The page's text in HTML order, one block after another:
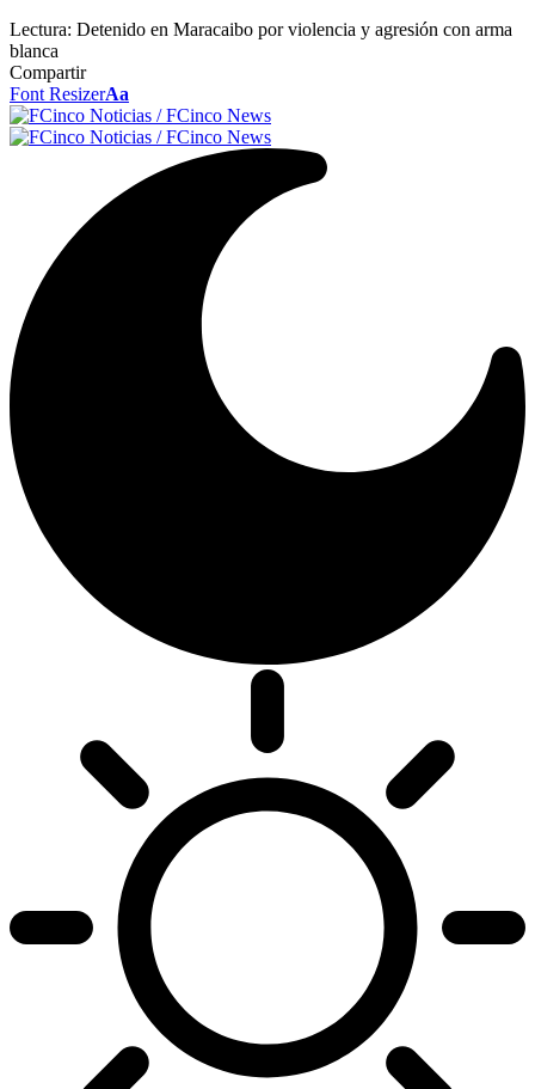
Lectura: Detenido en Maracaibo por violencia y agresión con arma
blanca
Compartir
Font ResizerAa